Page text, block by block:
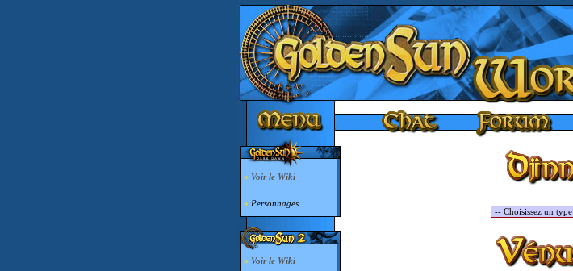
» Voir le Wiki
» Personnages
» Voir le Wiki